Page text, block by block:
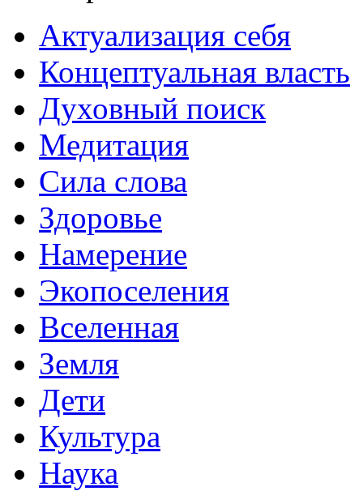
Актуализация себя
Концептуальная власть
Духовный поиск
Медитация
Сила слова
Здоровье
Намерение
Экопоселения
Вселенная
Земля
Дети
Культура
Наука